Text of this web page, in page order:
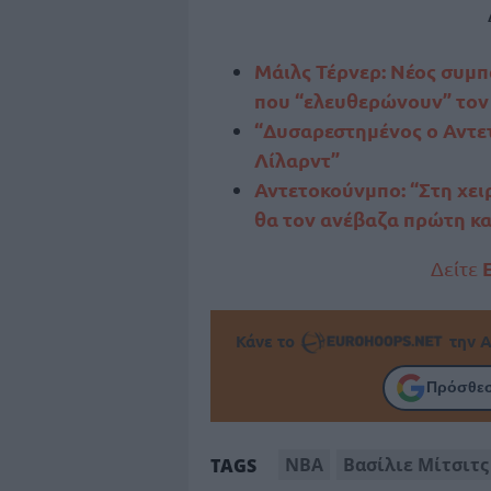
Μάιλς Τέρνερ: Νέος
που “ελευθερώνουν”
“Δυσαρεστημένος ο
Λίλαρντ”
Αντετοκούνμπο: “Στη
θα τον ανέβαζα πρώτη
Δείτε
Κάνε το την
TAGS NBA Βασίλιε Μίτσιτς